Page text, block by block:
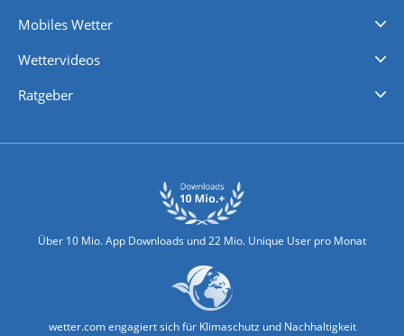
Mobiles Wetter
Wettervideos
Ratgeber
Über 10 Mio. App Downloads und 22 Mio. Unique User pro Monat
wetter.com engagiert sich für Klimaschutz und Nachhaltigkeit